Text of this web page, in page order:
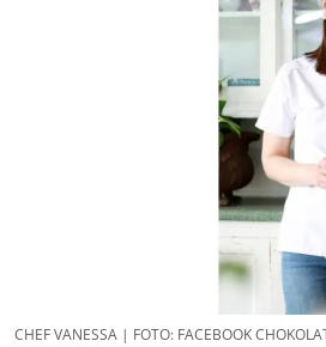
CHEF VANESSA | FOTO: FACEBOOK